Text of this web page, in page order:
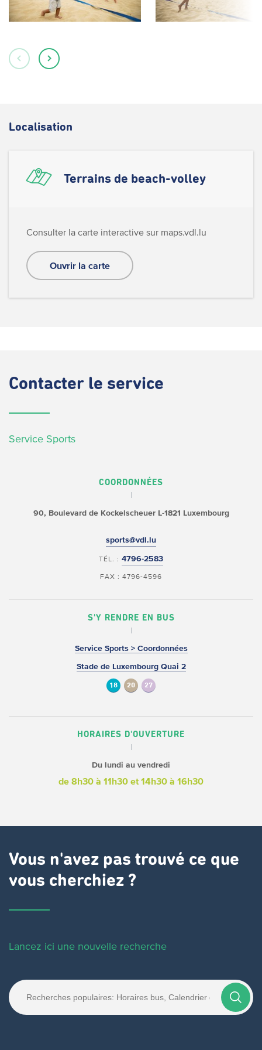
Localisation
Terrains de beach-volley
Consulter la carte interactive sur maps.vdl.lu
Ouvrir la carte
Contacter le service
Service Sports
COORDONNÉES
90, Boulevard de Kockelscheuer L-1821 Luxembourg
sports@vdl.lu
TÉL. : 4796-2583
FAX : 4796-4596
S'Y RENDRE EN BUS
Service Sports > Coordonnées
Stade de Luxembourg Quai 2
18 20 27
HORAIRES D'OUVERTURE
Du lundi au vendredi
de 8h30 à 11h30 et 14h30 à 16h30
Vous n'avez pas trouvé ce que
vous cherchiez ?
Lancez ici une nouvelle recherche